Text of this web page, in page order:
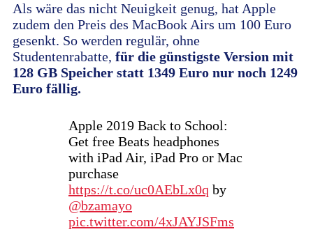
Als wäre das nicht Neuigkeit genug, hat Apple
zudem den Preis des MacBook Airs um 100 Euro
gesenkt. So werden regulär, ohne
Studentenrabatte, für die günstigste Version mit
128 GB Speicher statt 1349 Euro nur noch 1249
Euro fällig.
Apple 2019 Back to School:
Get free Beats headphones
with iPad Air, iPad Pro or Mac
purchase
https://t.co/uc0AEbLx0q by
@bzamayo
pic.twitter.com/4xJAYJSFms